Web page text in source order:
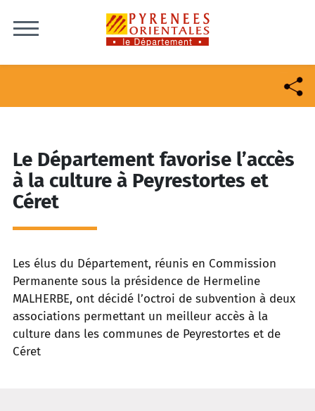
Le Département favorise l’accès
à la culture à Peyrestortes et
Céret
Les élus du Département, réunis en Commission
Permanente sous la présidence de Hermeline
MALHERBE, ont décidé l’octroi de subvention à deux
associations permettant un meilleur accès à la
culture dans les communes de Peyrestortes et de
Céret